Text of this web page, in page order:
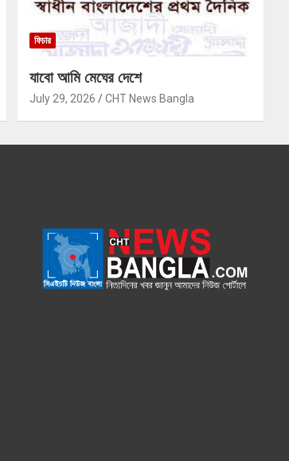
ফিচার
যাবো আমি মেঘের দেশে
July 29, 2026 CHT News Bangla